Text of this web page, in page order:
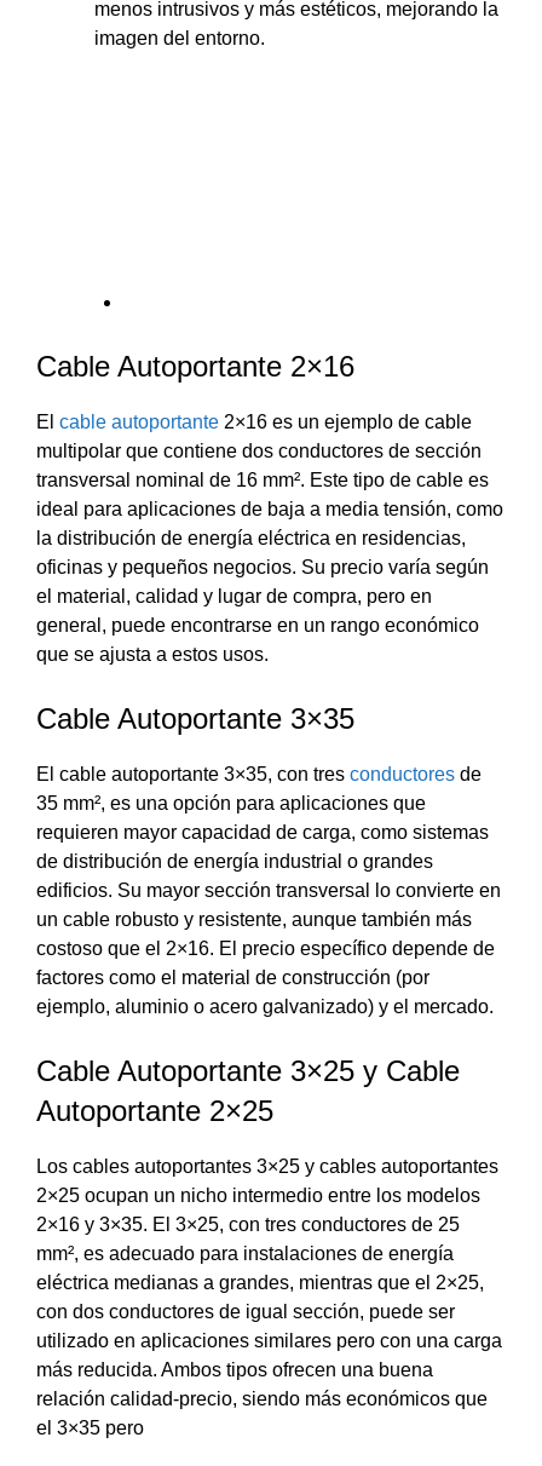
menos intrusivos y más estéticos, mejorando la
imagen del entorno.
Cable Autoportante 2×16
El cable autoportante 2×16 es un ejemplo de cable
multipolar que contiene dos conductores de sección
transversal nominal de 16 mm². Este tipo de cable es
ideal para aplicaciones de baja a media tensión, como
la distribución de energía eléctrica en residencias,
oficinas y pequeños negocios. Su precio varía según
el material, calidad y lugar de compra, pero en
general, puede encontrarse en un rango económico
que se ajusta a estos usos.
Cable Autoportante 3×35
El cable autoportante 3×35, con tres conductores de
35 mm², es una opción para aplicaciones que
requieren mayor capacidad de carga, como sistemas
de distribución de energía industrial o grandes
edificios. Su mayor sección transversal lo convierte en
un cable robusto y resistente, aunque también más
costoso que el 2×16. El precio específico depende de
factores como el material de construcción (por
ejemplo, aluminio o acero galvanizado) y el mercado.
Cable Autoportante 3×25 y Cable
Autoportante 2×25
Los cables autoportantes 3×25 y cables autoportantes
2×25 ocupan un nicho intermedio entre los modelos
2×16 y 3×35. El 3×25, con tres conductores de 25
mm², es adecuado para instalaciones de energía
eléctrica medianas a grandes, mientras que el 2×25,
con dos conductores de igual sección, puede ser
utilizado en aplicaciones similares pero con una carga
más reducida. Ambos tipos ofrecen una buena
relación calidad-precio, siendo más económicos que
el 3×35 pero